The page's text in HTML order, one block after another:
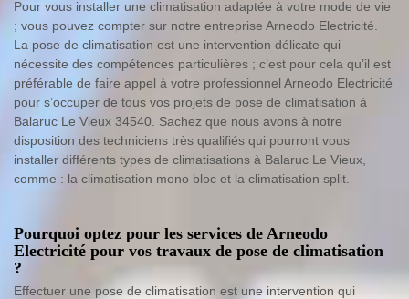
Pour vous installer une climatisation adaptée à votre mode de vie
; vous pouvez compter sur notre entreprise Arneodo Electricité.
La pose de climatisation est une intervention délicate qui
nécessite des compétences particulières ; c’est pour cela qu’il est
préférable de faire appel à votre professionnel Arneodo Electricité
pour s’occuper de tous vos projets de pose de climatisation à
Balaruc Le Vieux 34540. Sachez que nous avons à notre
disposition des techniciens très qualifiés qui pourront vous
installer différents types de climatisations à Balaruc Le Vieux,
comme : la climatisation mono bloc et la climatisation split.
Pourquoi optez pour les services de Arneodo
Electricité pour vos travaux de pose de climatisation
?
Effectuer une pose de climatisation est une intervention qui